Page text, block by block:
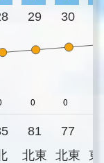
29 30
81 77
北東 北東 東